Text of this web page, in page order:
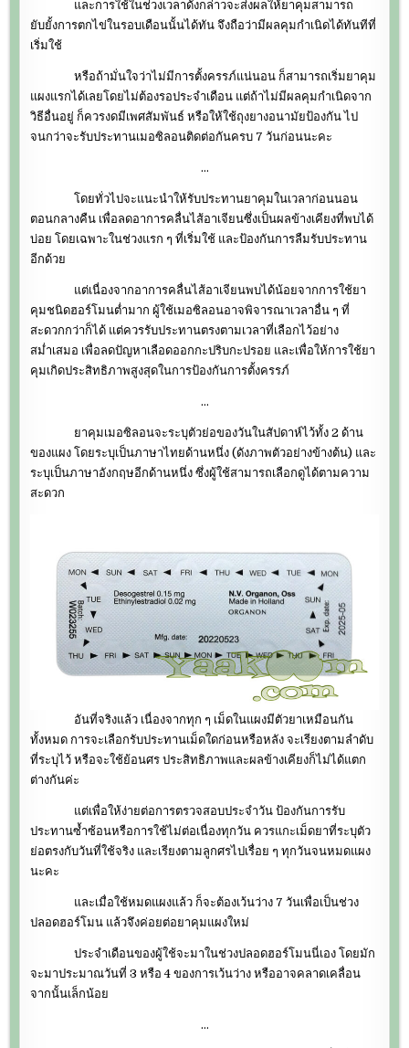
และการใช้ในช่วงเวลาดังกล่าวจะส่งผลให้ยาคุมสามารถ
ยับยั้งการตกไข่ในรอบเดือนนั้นได้ทัน จึงถือว่ามีผลคุมกำเนิดได้ทันทีที่
เริ่มใช้
หรือถ้ามั่นใจว่าไม่มีการตั้งครรภ์แน่นอน ก็สามารถเริ่มยาคุม
แผงแรกได้เลยโดยไม่ต้องรอประจำเดือน แต่ถ้าไม่มีผลคุมกำเนิดจาก
วิธีอื่นอยู่ ก็ควรงดมีเพศสัมพันธ์ หรือให้ใช้ถุงยางอนามัยป้องกัน ไป
จนกว่าจะรับประทานเมอซิลอนติดต่อกันครบ 7 วันก่อนนะคะ
…
โดยทั่วไปจะแนะนำให้รับประทานยาคุมในเวลาก่อนนอน
ตอนกลางคืน เพื่อลดอาการคลื่นไส้อาเจียนซึ่งเป็นผลข้างเคียงที่พบได้
บ่อย โดยเฉพาะในช่วงแรก ๆ ที่เริ่มใช้ และป้องกันการลืมรับประทาน
อีกด้วย
แต่เนื่องจากอาการคลื่นไส้อาเจียนพบได้น้อยจากการใช้ยา
คุมชนิดฮอร์โมนต่ำมาก ผู้ใช้เมอซิลอนอาจพิจารณาเวลาอื่น ๆ ที่
สะดวกกว่าก็ได้ แต่ควรรับประทานตรงตามเวลาที่เลือกไว้อย่าง
สม่ำเสมอ เพื่อลดปัญหาเลือดออกกะปริบกะปรอย และเพื่อให้การใช้ยา
คุมเกิดประสิทธิภาพสูงสุดในการป้องกันการตั้งครรภ์
…
ยาคุมเมอซิลอนจะระบุตัวย่อของวันในสัปดาห์ไว้ทั้ง 2 ด้าน
ของแผง โดยระบุเป็นภาษาไทยด้านหนึ่ง (ดังภาพตัวอย่างข้างต้น) และ
ระบุเป็นภาษาอังกฤษอีกด้านหนึ่ง ซึ่งผู้ใช้สามารถเลือกดูได้ตามความ
สะดวก
อันที่จริงแล้ว เนื่องจากทุก ๆ เม็ดในแผงมีตัวยาเหมือนกัน
ทั้งหมด การจะเลือกรับประทานเม็ดใดก่อนหรือหลัง จะเรียงตามลำดับ
ที่ระบุไว้ หรือจะใช้ย้อนศร ประสิทธิภาพและผลข้างเคียงก็ไม่ได้แตก
ต่างกันค่ะ
แต่เพื่อให้ง่ายต่อการตรวจสอบประจำวัน ป้องกันการรับ
ประทานซ้ำซ้อนหรือการใช้ไม่ต่อเนื่องทุกวัน ควรแกะเม็ดยาที่ระบุตัว
ย่อตรงกับวันที่ใช้จริง และเรียงตามลูกศรไปเรื่อย ๆ ทุกวันจนหมดแผง
นะคะ
และเมื่อใช้หมดแผงแล้ว ก็จะต้องเว้นว่าง 7 วันเพื่อเป็นช่วง
ปลอดฮอร์โมน แล้วจึงค่อยต่อยาคุมแผงใหม่
ประจำเดือนของผู้ใช้จะมาในช่วงปลอดฮอร์โมนนี่เอง โดยมัก
จะมาประมาณวันที่ 3 หรือ 4 ของการเว้นว่าง หรืออาจคลาดเคลื่อน
จากนั้นเล็กน้อย
…